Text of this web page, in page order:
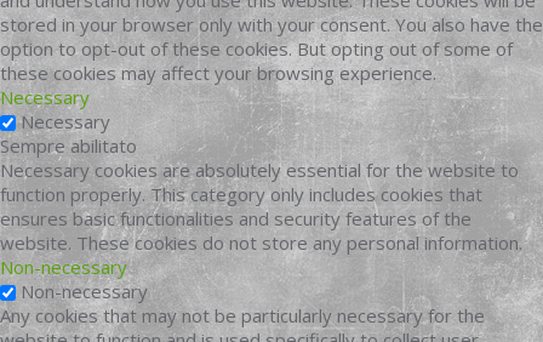
stored in your browser only with your consent. You also have the
option to opt-out of these cookies. But opting out of some of
these cookies may affect your browsing experience.
Necessary
Necessary
Sempre abilitato
Necessary cookies are absolutely essential for the website to
function properly. This category only includes cookies that
ensures basic functionalities and security features of the
website. These cookies do not store any personal information.
Non-necessary
Non-necessary
Any cookies that may not be particularly necessary for the